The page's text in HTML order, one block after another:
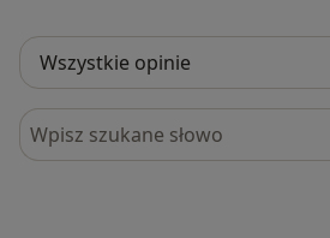
Szukaj w opiniach